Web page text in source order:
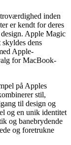
inden
er kendt for deres
Apple Magic
dens
Apple-
for MacBook-
på Apples
stil,
til design og
og en unik identitet
og banebrydende
og foretrukne